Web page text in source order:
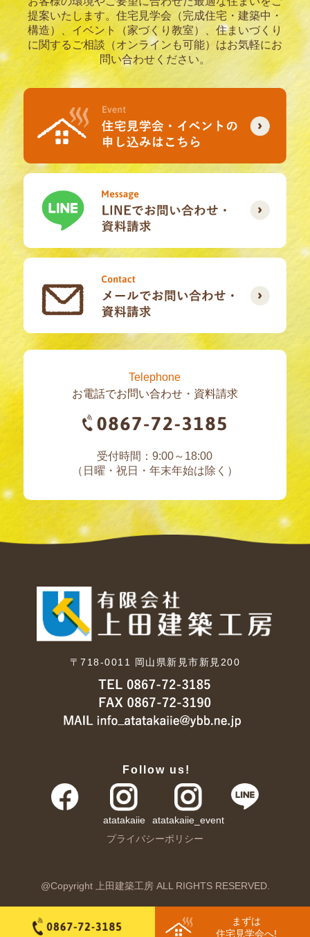
まずは
住宅見学会へ!
提案いたします。 住宅見学会（完成住宅・建築中・
構造）、イベント（家づくり教室）、住まいづくり
に関するご相談（オンラインも可能）はお気軽にお
問い合わせください。
Telephone
お電話でお問い合わせ・資料請求
受付時間：9:00～18:00
（日曜・祝日・年末年始は除く）
〒718-0011 岡山県新見市新見200
Follow us!
atatakaiie
atatakaiie_event
プライバシーポリシー
@Copyright 上田建築工房 ALL RIGHTS RESERVED.